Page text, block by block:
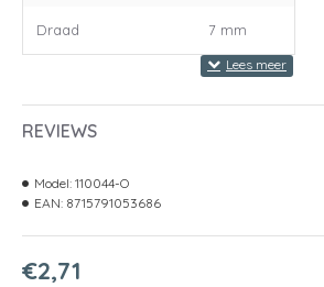
Draad 7 mm
REVIEWS
€2,71
Model: 110044-O
EAN: 8715791053686